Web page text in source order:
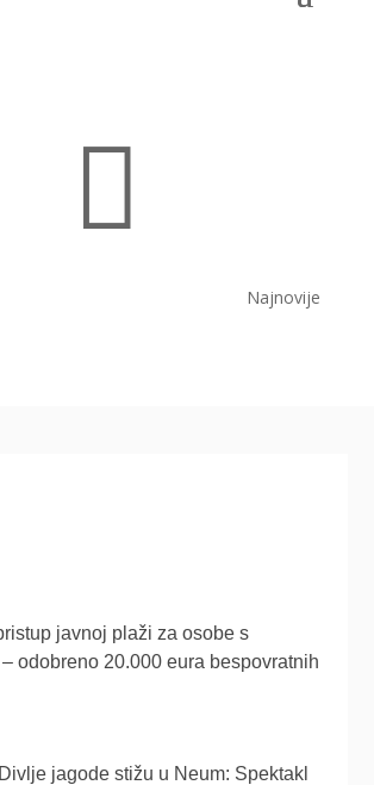

Najnovije
javnoj plaži za osobe s
odobreno 20.000 eura bespovratnih
jagode stižu u Neum: Spektakl